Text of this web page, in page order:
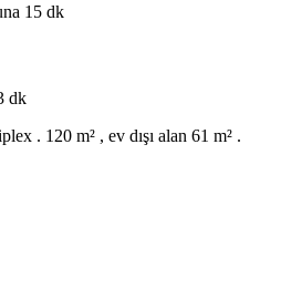
15 dk
dk
. 120 m² , ev dışı alan 61 m² .